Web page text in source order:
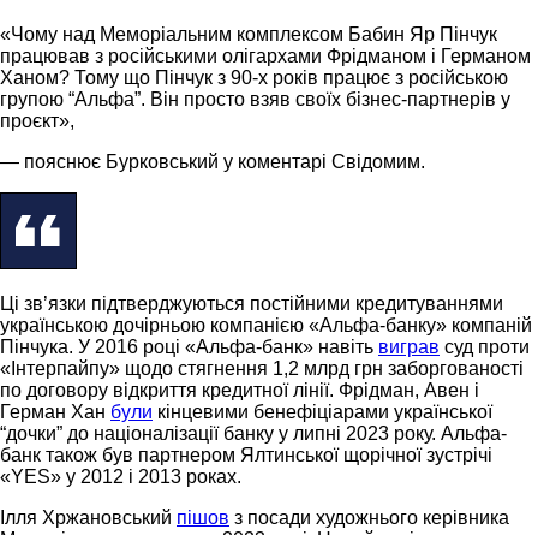
«Чому над Меморіальним комплексом Бабин Яр Пінчук
працював з російськими олігархами Фрідманом і Германом
Ханом? Тому що Пінчук з 90-х років працює з російською
групою “Альфа”. Він просто взяв своїх бізнес-партнерів у
проєкт»,
— пояснює Бурковський у коментарі Свідомим.
Ці зв’язки підтверджуються постійними кредитуваннями
українською дочірньою компанією «Альфа-банку» компаній
Пінчука. У 2016 році «Альфа-банк» навіть виграв суд проти
«Інтерпайпу» щодо стягнення 1,2 млрд грн заборгованості
по договору відкриття кредитної лінії. Фрідман, Авен і
Герман Хан були кінцевими бенефіціарами української
“дочки” до націоналізації банку у липні 2023 року. Альфа-
банк також був партнером Ялтинської щорічної зустрічі
«YES» у 2012 і 2013 роках.
Ілля Хржановський пішов з посади художнього керівника